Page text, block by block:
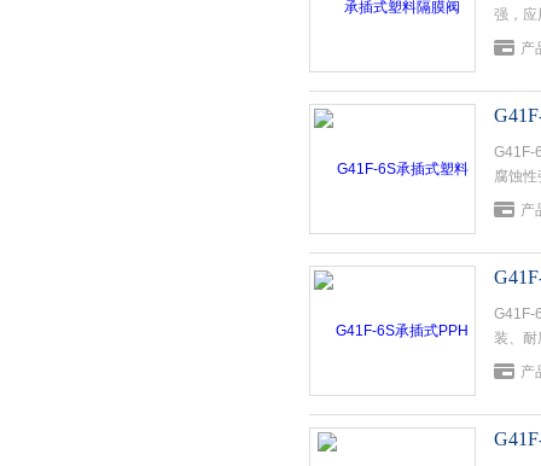
强，应
产
G41F-
腐蚀
产
G41F-
装、耐
产